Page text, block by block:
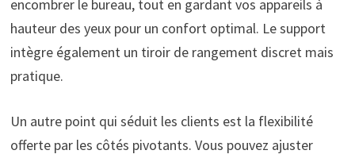
encombrer le bureau, tout en gardant vos appareils à
hauteur des yeux pour un confort optimal. Le support
intègre également un tiroir de rangement discret mais
pratique.
Un autre point qui séduit les clients est la flexibilité
offerte par les côtés pivotants. Vous pouvez ajuster